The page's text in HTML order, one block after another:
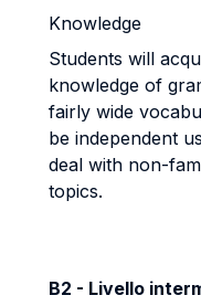
Knowledge
Students will
knowledge of
fairly wide
be independent
deal with non-
topics.
B2 - Livello